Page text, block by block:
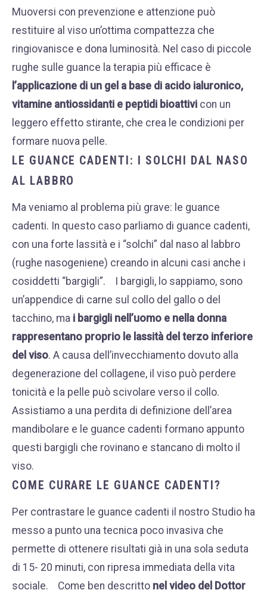
Muoversi con prevenzione e attenzione può
restituire al viso un’ottima compattezza che
ringiovanisce e dona luminosità. Nel caso di piccole
rughe sulle guance la terapia più efficace è
l’applicazione di un gel a base di acido ialuronico,
vitamine antiossidanti e peptidi bioattivi con un
leggero effetto stirante, che crea le condizioni per
formare nuova pelle.
LE GUANCE CADENTI: I SOLCHI DAL NASO
AL LABBRO
Ma veniamo al problema più grave: le guance
cadenti. In questo caso parliamo di guance cadenti,
con una forte lassità e i “solchi” dal naso al labbro
(rughe nasogeniene) creando in alcuni casi anche i
cosiddetti “bargigli”.
I bargigli, lo sappiamo, sono
un’appendice di carne sul collo del gallo o del
tacchino, ma i bargigli nell’uomo e nella donna
rappresentano proprio le lassità del terzo inferiore
del viso. A causa dell’invecchiamento dovuto alla
degenerazione del collagene, il viso può perdere
tonicità e la pelle può scivolare verso il collo.
Assistiamo a una perdita di definizione dell’area
mandibolare e le guance cadenti formano appunto
questi bargigli che rovinano e stancano di molto il
viso.
COME CURARE LE GUANCE CADENTI?
Per contrastare le guance cadenti il nostro Studio ha
messo a punto una tecnica poco invasiva che
permette di ottenere risultati già in una sola seduta
di 15- 20 minuti, con ripresa immediata della vita
sociale.
Come ben descritto nel video del Dottor